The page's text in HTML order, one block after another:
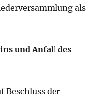
als
und Anfall des
Beschluss der